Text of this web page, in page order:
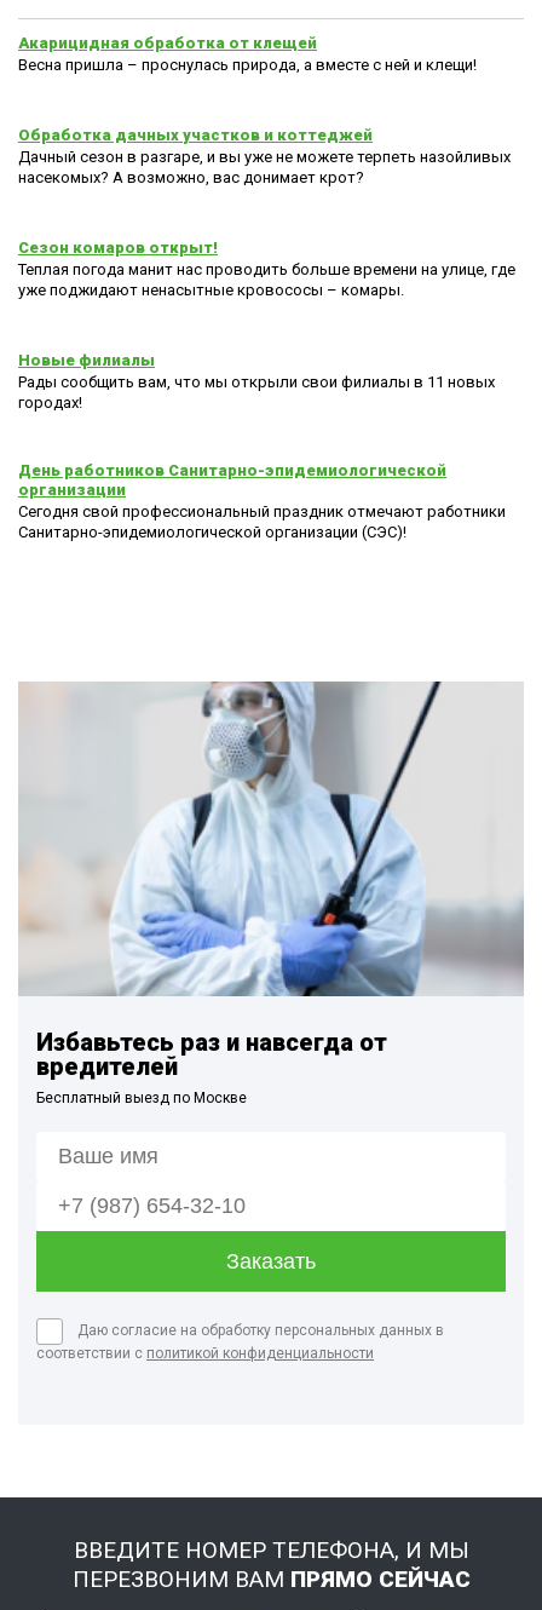
Акарицидная обработка от клещей
Весна пришла – проснулась природа, а вместе с ней и клещи!
Обработка дачных участков и коттеджей
Дачный сезон в разгаре, и вы уже не можете терпеть назойливых
насекомых? А возможно, вас донимает крот?
Сезон комаров открыт!
Теплая погода манит нас проводить больше времени на улице, где
уже поджидают ненасытные кровососы – комары.
Новые филиалы
Рады сообщить вам, что мы открыли свои филиалы в 11 новых
городах!
День работников Санитарно-эпидемиологической
организации
Сегодня свой профессиональный праздник отмечают работники
Санитарно-эпидемиологической организации (СЭС)!
Избавьтесь раз и навсегда от
вредителей
Бесплатный выезд по Москве
Даю согласие на обработку персональных данных в
соответствии с политикой конфиденциальности
ВВЕДИТЕ НОМЕР ТЕЛЕФОНА, И МЫ
ПЕРЕЗВОНИМ ВАМ ПРЯМО СЕЙЧАС